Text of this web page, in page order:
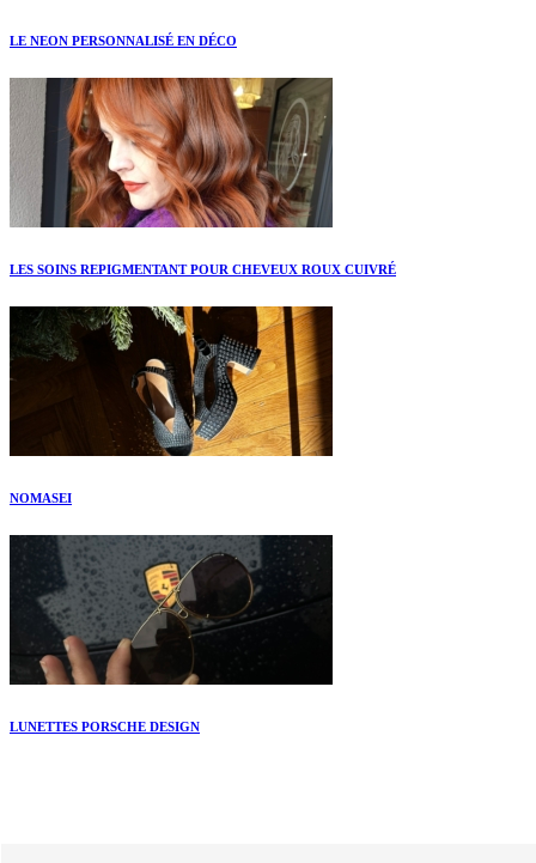
LE NEON PERSONNALISÉ EN DÉCO
LES SOINS REPIGMENTANT POUR CHEVEUX ROUX CUIVRÉ
NOMASEI
LUNETTES PORSCHE DESIGN